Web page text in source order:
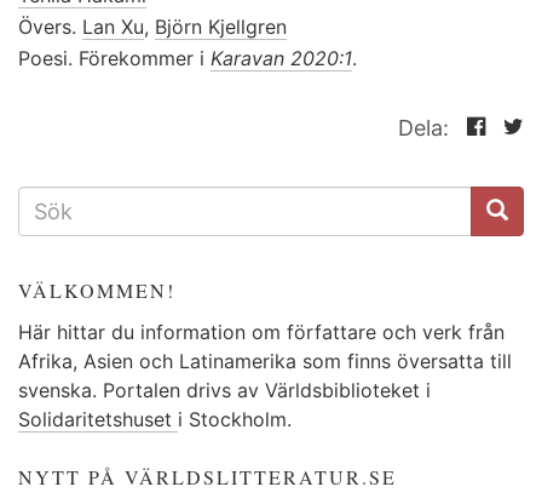
Övers. Lan Xu, Björn Kjellgren
Poesi. Förekommer i Karavan 2020:1.
Dela:
SÖKFORMULÄR
VÄLKOMMEN!
Här hittar du information om författare och verk från
Afrika, Asien och Latinamerika som finns översatta till
svenska. Portalen drivs av Världsbiblioteket i
Solidaritetshuset i Stockholm.
NYTT PÅ VÄRLDSLITTERATUR.SE